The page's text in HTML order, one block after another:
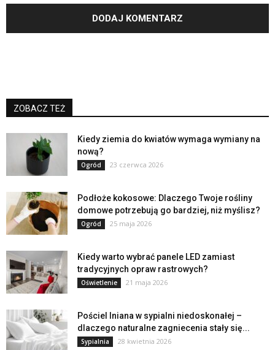
ZOBACZ TEŻ
Kiedy ziemia do kwiatów wymaga wymiany na
nową?
Ogród 23 czerwca 2026
Podłoże kokosowe: Dlaczego Twoje rośliny
domowe potrzebują go bardziej, niż myślisz?
Ogród 25 maja 2026
Kiedy warto wybrać panele LED zamiast
tradycyjnych opraw rastrowych?
Oświetlenie 21 maja 2026
Pościel lniana w sypialni niedoskonałej –
dlaczego naturalne zagniecenia stały się...
Sypialnia 28 kwietnia 2026